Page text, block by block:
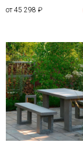
от 45 298 ₽